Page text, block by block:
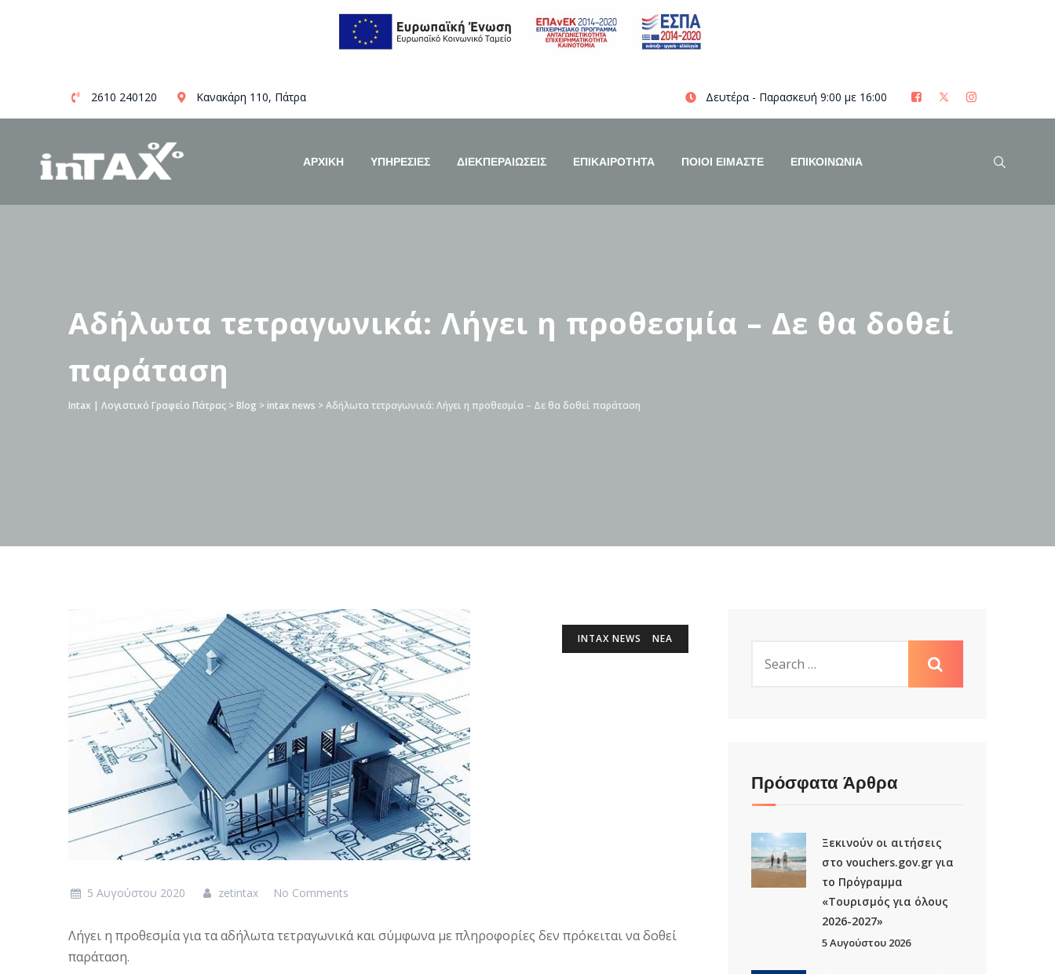
content
2610 240120 Κανακάρη 110, Πάτρα Δευτέρα - Παρασκευή 9:00 με 16:00
ΑΡΧΙΚΗ ΥΠΗΡΕΣΙΕΣ ΔΙΕΚΠΕΡΑΙΩΣΕΙΣ ΕΠΙΚΑΙΡΟΤΗΤΑ ΠΟΙΟΊ ΕΊΜΑΣΤΕ ΕΠΙΚΟΙΝΩΝΙΑ
Αδήλωτα τετραγωνικά: Λήγει η προθεσμία – Δε θα δοθεί
παράταση
Intax | Λογιστικό Γραφείο Πάτρας > Blog > intax news >Αδήλωτα τετραγωνικά: Λήγει η προθεσμία – Δε θα δοθεί παράταση
INTAX NEWS ΝΕΑ
5 Αυγούστου 2020 zetintax No Comments
Λήγει η προθεσμία για τα αδήλωτα τετραγωνικά και σύμφωνα με πληροφορίες δεν πρόκειται να δοθεί
παράταση.
Πρόσφατα Άρθρα
Ξεκινούν οι αιτήσεις
στο vouchers.gov.gr για
το Πρόγραμμα
«Τουρισμός για όλους
2026-2027»
5 Αυγούστου 2026